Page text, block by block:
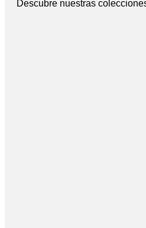
Descubre nuestras